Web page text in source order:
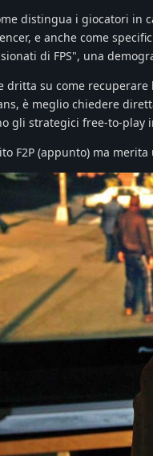
distingua i giocatori in
e anche come
di FPS", una
dritta su come
è meglio chiedere
gli strategici free-to-play
F2P (appunto) ma merita